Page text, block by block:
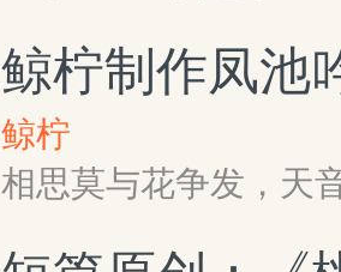
鲸柠制作凤池
鲸柠
相思莫与花争发，天